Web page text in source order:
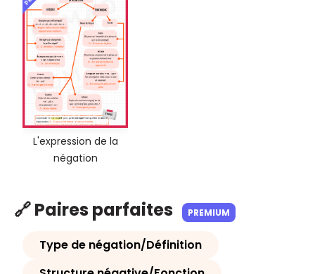
L'expression de la
négation
🔗 Paires parfaites PREMIUM
Type de négation/Définition